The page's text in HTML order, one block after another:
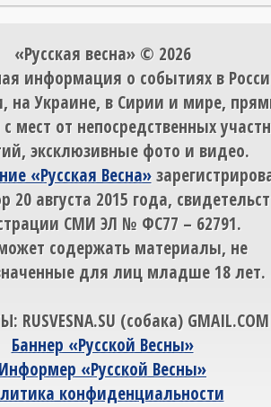
«Русская весна» © 2026
информация о событиях в
на Украине, в Сирии и мире,
мест от непосредственных
эксклюзивные фото и видео.
«Русская Весна»
20 августа 2015 года,
СМИ ЭЛ № ФС77 – 62791.
содержать материалы, не
для лиц младше 18 лет.
RUSVESNA.SU (собака) GMAIL.COM
Баннер «Русской Весны»
Информер «Русской Весны»
конфиденциальности